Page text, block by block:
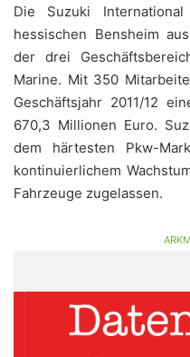
Die Suzuki
hessischen Bensheim
der drei
Marine. Mit 350
Geschäftsjahr 2011/12
670,3 Millionen Euro.
dem härtesten Pkw-
kontinuierlichem
Fahrzeuge zugelassen.